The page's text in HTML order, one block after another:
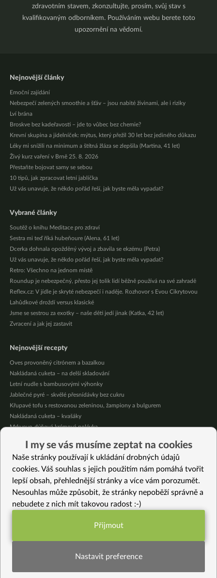
zdravotním stavem, zkonzultujte, prosím, svůj stav s
kvalifikovaným odborníkem. Používáním webu berete toto
upozornění na vědomí.
Nejnovější články
Emoční zajídání
Nebezpečí zelených smoothie a šťáv – jsou nabité živinami, ale i riziky
Lví brána
Broskve bez kadeřavosti – jde to vůbec bez chemie?
Krevní skupina a jídelníček: mýtus, který přežil 30 let bez jediného důkazu
Léky mi snížili na minimum a štítná žláza se zlepšila (Martina, 41 let)
Živý kurz vaření v Brně 25. 8. 2026
Přestaňte bojovat samy se sebou
10 tipů, jak zpracovat letní jablíčka
Už vás unavuje, že někdo pořád řeší, jak byste měla vypadat?
Vybrané články
Soutěž o knihu Meditace pro zdraví
Sestra mi teď říká hubeňoure (Alena, 61 let)
Dcerka dohnala opožděný vývoj a zbavila se ekzému (Petra)
Už vás unavuje, že někdo pořád řeší, jak byste měla vypadat?
Retro: Všechno na jednom místě
Roundup je nebezpečný, přesto jej tolik lidí běžně používá na své zahradě
Reflex.cz: V jídle je skryté nebezpečí i naděje. Rozhovor s Evou Cikrytovou
Lahůdkové droždí versus klasické
Jsme se sestrou za exotky – naše děti jedí jinak (Katka, 42 let)
Zvracení a jak jej zastavit
Nejnovější recepty
Oves provoněný citrónem a bazalkou
Nakládaná cuketa – na delší skladování
Letní nudle s bambusovými výhonky
Jablečné pyré – skvělé přesnídávky bez cukru
Křupavé tofu s restovanou zeleninou, žampiony a bulgurem
Nakládaná cuketa – kvašáky
Mrkvovo-dýňová krémová polévka
Osvěžující čaj s citronovými bylinkami
Nepečený jablečný dort s rybízem
Vybrané recepty
Bezlepkové čoko hromádky
Gratinovaný mangold
Banánky v čokoládě (bez cukru, bez mléka)
Karbanátky z červené čočky a mrkve
Kapusta na talíři – recepty všední i nevšední
Luxusní ořechové koule – rychlý dezert pro děti i návštěvu
I my se vás musíme zeptat na cookies
Naše stránky používají k ukládání drobných údajů
cookies. Váš souhlas s jejich použitím nám pomáhá tvořit
lepší obsah, přehlednější stránky a více vám porozumět.
Nesouhlas může způsobit, že stránky nepoběží správně a
nebudete z nich mít takovou radost :-)
Funkční nastavení potřebujeme (vždy
Přijmout
Nastavit preference